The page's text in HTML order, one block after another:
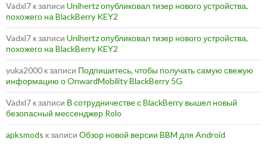
Vadxl7 к записи Unihertz опубликовал тизер нового устройства,
похожего на BlackBerry KEY2
Vadxl7 к записи Unihertz опубликовал тизер нового устройства,
похожего на BlackBerry KEY2
yuka2000 к записи Подпишитесь, чтобы получать самую свежую
информацию о OnwardMobility BlackBerry 5G
Vadxl7 к записи В сотрудничестве с BlackBerry вышел новый
безопасный мессенджер Rolo
apksmods к записи Обзор новой версии BBM для Android